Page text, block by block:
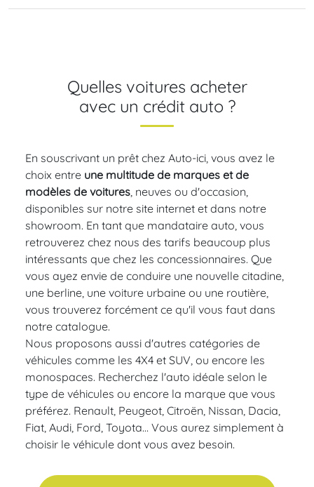
Quelles voitures acheter
avec un crédit auto ?
En souscrivant un prêt chez Auto-ici, vous avez le
choix entre une multitude de marques et de
modèles de voitures, neuves ou d'occasion,
disponibles sur notre site internet et dans notre
showroom. En tant que mandataire auto, vous
retrouverez chez nous des tarifs beaucoup plus
intéressants que chez les concessionnaires. Que
vous ayez envie de conduire une nouvelle citadine,
une berline, une voiture urbaine ou une routière,
vous trouverez forcément ce qu'il vous faut dans
notre catalogue.
Nous proposons aussi d'autres catégories de
véhicules comme les 4X4 et SUV, ou encore les
monospaces. Recherchez l'auto idéale selon le
type de véhicules ou encore la marque que vous
préférez. Renault, Peugeot, Citroën, Nissan, Dacia,
Fiat, Audi, Ford, Toyota… Vous aurez simplement à
choisir le véhicule dont vous avez besoin.